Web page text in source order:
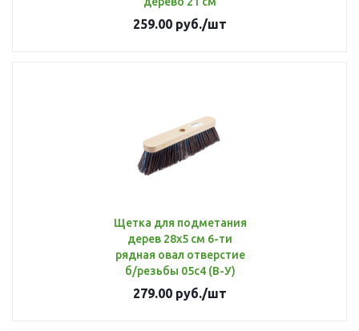
259.00 руб./шт
Щетка для подметания
дерев 28х5 см 6-ти
рядная овал отверстие
б/резьбы 05с4 (В-У)
279.00 руб./шт